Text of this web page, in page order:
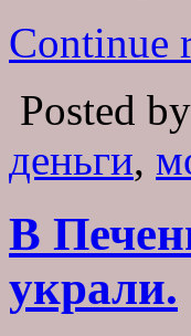
Continue
Posted by
деньги,
В
украли.